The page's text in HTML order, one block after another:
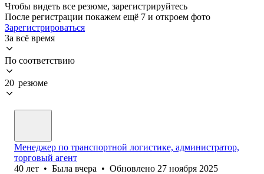
Чтобы видеть все резюме, зарегистрируйтесь
После регистрации покажем ещё 7 и откроем фото
Зарегистрироваться
За всё время
По соответствию
20 резюме
Менеджер по транспортной логистике, администратор,
торговый агент
40 лет • Была вчера • Обновлено 27 ноября 2025